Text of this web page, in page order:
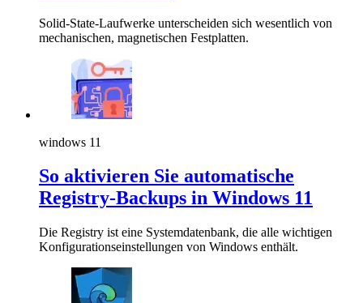
Solid-State-Laufwerke unterscheiden sich wesentlich von
mechanischen, magnetischen Festplatten.
windows 11
So aktivieren Sie automatische
Registry-Backups in Windows 11
Die Registry ist eine Systemdatenbank, die alle wichtigen
Konfigurationseinstellungen von Windows enthält.